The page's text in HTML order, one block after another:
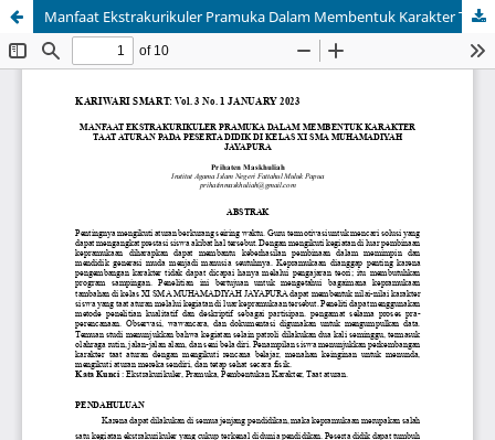
Manfaat Ekstrakurikuler Pramuka Dalam Membentuk Karakter Taat Aturan Pada Peserta Didik Di Kelas XI SMA Muhamadiyah Jayapura